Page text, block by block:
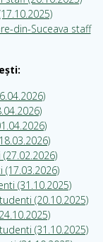
din-Suceava staff
(31.10.2025)
(20.10.2025)
(31.10.2025)